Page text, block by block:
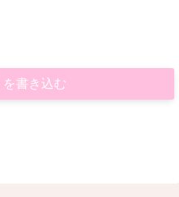
を書き込む